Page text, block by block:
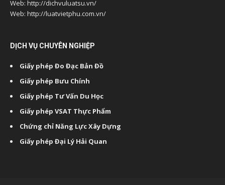
Web: http://dichvuluatsu.vn/
Web: http://luatvietphu.com.vn/
DỊCH VỤ CHUYÊN NGHIỆP
Giấy phép Đo Đạc Bản Đồ
Giấy phép Bưu Chính
Giấy phép Tư Vấn Du Học
Giấy phép VSAT Thực Phẩm
Chứng chỉ Năng Lực Xây Dựng
Giấy phép Đại Lý Hải Quan